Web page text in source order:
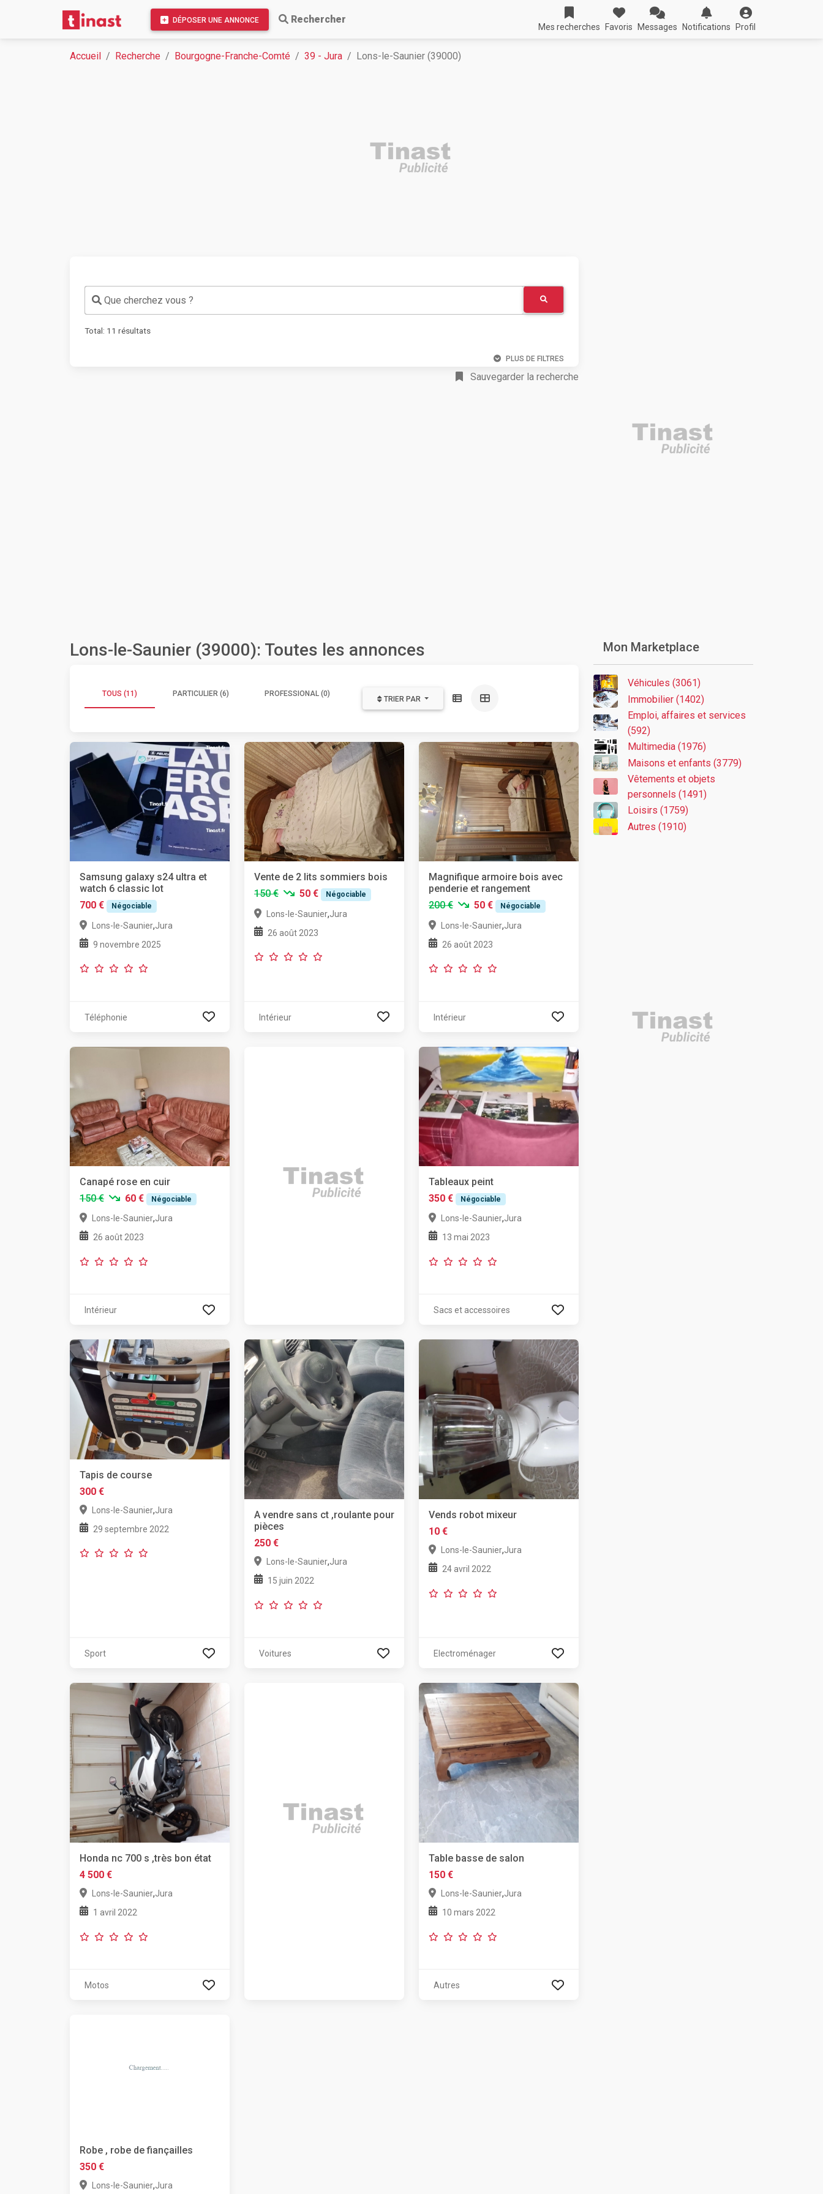
DÉPOSER UNE ANNONCE Rechercher
Mes recherches Favoris Messages Notifications Profil
Accueil Recherche Bourgogne-Franche-Comté 39 - Jura Lons-le-Saunier (39000)
Que cherchez vous ?
Total: 11 résultats
PLUS DE FILTRES
Sauvegarder la recherche
Lons-le-Saunier (39000): Toutes les annonces
TOUS (11) PARTICULIER (6) PROFESSIONAL (0)
TRIER PAR
Samsung galaxy s24 ultra et
watch 6 classic lot
700 €
Négociable
Lons-le-Saunier,Jura
9 novembre 2025
Téléphonie
Vente de 2 lits sommiers bois
150 €
50 € Négociable
Lons-le-Saunier,Jura
26 août 2023
Intérieur
Magnifique armoire bois avec
penderie et rangement
200 €
50 € Négociable
Lons-le-Saunier,Jura
26 août 2023
Intérieur
Canapé rose en cuir
150 €
60 € Négociable
Lons-le-Saunier,Jura
26 août 2023
Intérieur
Tableaux peint
350 €
Négociable
Lons-le-Saunier,Jura
13 mai 2023
Sacs et accessoires
Tapis de course
300 €
Lons-le-Saunier,Jura
29 septembre 2022
Sport
A vendre sans ct ,roulante pour
pièces
250 €
Lons-le-Saunier,Jura
15 juin 2022
Voitures
Vends robot mixeur
10 €
Lons-le-Saunier,Jura
24 avril 2022
Electroménager
Honda nc 700 s ,très bon état
4 500 €
Lons-le-Saunier,Jura
1 avril 2022
Motos
Table basse de salon
150 €
Lons-le-Saunier,Jura
10 mars 2022
Autres
Robe , robe de fiançailles
350 €
Lons-le-Saunier,Jura
Mon Marketplace
Véhicules (3061)
Immobilier (1402)
Emploi, affaires et services
(592)
Multimedia (1976)
Maisons et enfants (3779)
Vêtements et objets
personnels (1491)
Loisirs (1759)
Autres (1910)